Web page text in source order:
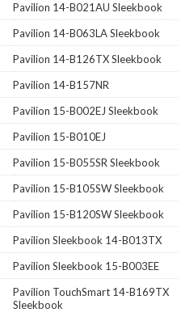
Pavilion 14-B021AU Sleekbook
Pavilion 14-B063LA Sleekbook
Pavilion 14-B126TX Sleekbook
Pavilion 14-B157NR
Pavilion 15-B002EJ Sleekbook
Pavilion 15-B010EJ
Pavilion 15-B055SR Sleekbook
Pavilion 15-B105SW Sleekbook
Pavilion 15-B120SW Sleekbook
Pavilion Sleekbook 14-B013TX
Pavilion Sleekbook 15-B003EE
Pavilion TouchSmart 14-B169TX
Sleekbook